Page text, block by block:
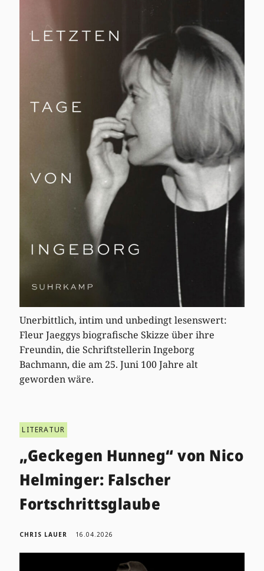
Unerbittlich, intim und unbedingt lesenswert:
Fleur Jaeggys biografische Skizze über ihre
Freundin, die Schriftstellerin Ingeborg
Bachmann, die am 25. Juni 100 Jahre alt
geworden wäre.
LITERATUR
„Geckegen Hunneg“ von Nico
Helminger: Falscher
Fortschrittsglaube
CHRIS LAUER 16.04.2026